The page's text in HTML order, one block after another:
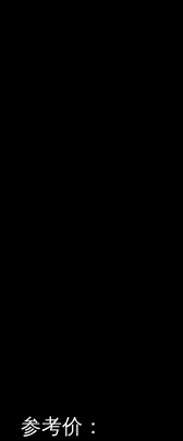
参考价：